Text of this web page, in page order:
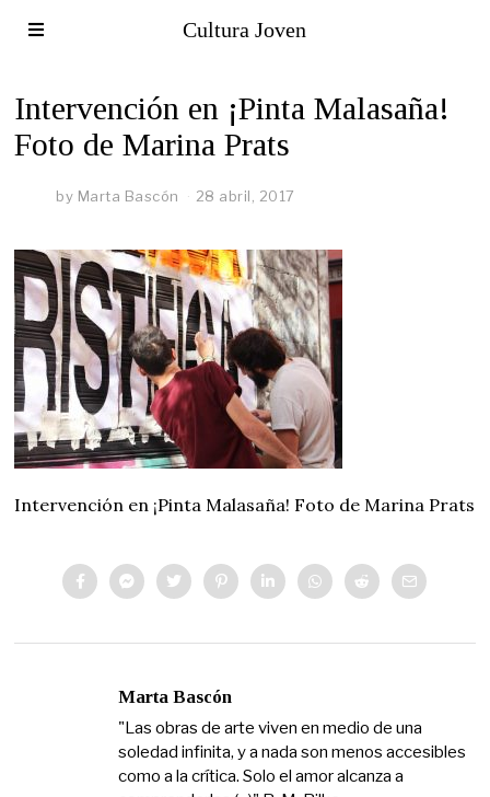
Cultura Joven
Intervención en ¡Pinta Malasaña!
Foto de Marina Prats
by Marta Bascón 28 abril, 2017
Intervención en ¡Pinta Malasaña! Foto de Marina Prats
Marta Bascón
"Las obras de arte viven en medio de una
soledad infinita, y a nada son menos accesibles
como a la crítica. Solo el amor alcanza a